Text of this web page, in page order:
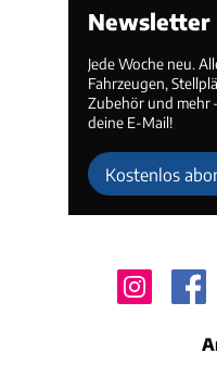
Newsletter
Jede Woche neu.
Fahrzeugen,
Zubehör und mehr
deine E-Mail!
Kostenlos